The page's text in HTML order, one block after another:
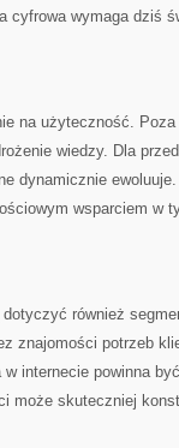
cyfrowa wymaga dziś
na użyteczność.
wiedzy. Dla
dynamicznie
wsparciem w
również
znajomości potrzeb
internecie powinna
może skuteczniej